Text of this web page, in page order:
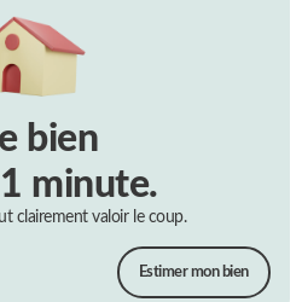
bien
1 minute.
clairement valoir le coup.
Estimer mon bien